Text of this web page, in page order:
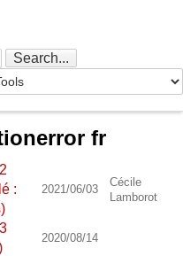
fr
:
2021/06/03
Cécile
Lamborot
2020/08/14